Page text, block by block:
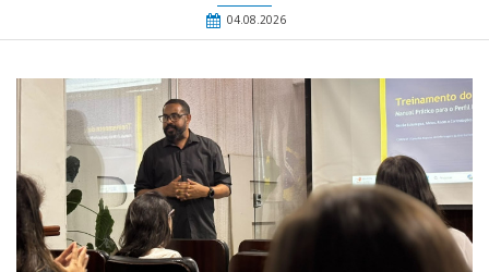
04.08.2026